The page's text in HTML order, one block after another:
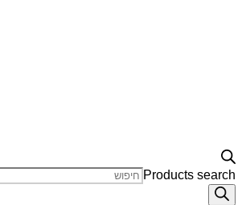
Products search